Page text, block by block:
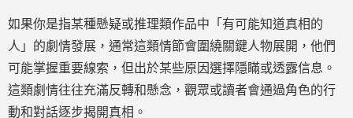
如果你是指某種懸疑或推理類作品中「有可能知道真相的
人」的劇情發展，通常這類情節會圍繞關鍵人物展開，他們
可能掌握重要線索，但出於某些原因選擇隱瞞或透露信息。
這類劇情往往充滿反轉和懸念，觀眾或讀者會通過角色的行
動和對話逐步揭開真相。